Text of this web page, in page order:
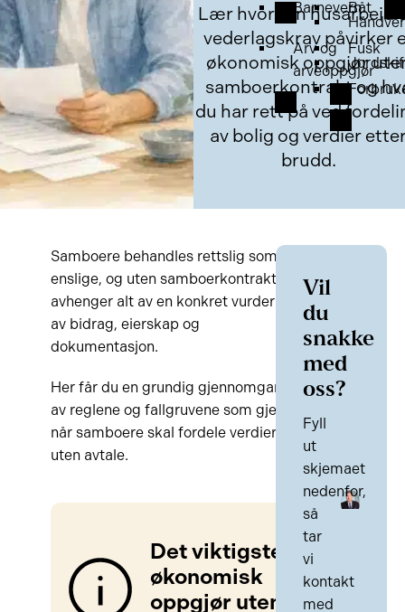
Barnevern
Arv og
arveoppgjør
Båt
Fusk
Lær hvordan husarbeid
vederlagskrav påvirker
økonomisk oppgjør
samboerkontrakt og
du har rett på ved
av bolig og verdier
brudd.
Samboere behandles rettslig som
enslige, og uten samboerkontrakt
avhenger alt av en konkret vurdering
av bidrag, eierskap og
dokumentasjon.
Her får du en grundig gjennomgang
av reglene og fallgruvene som gjelder
når samboere skal fordele verdier
uten avtale.
Det viktigste om
økonomisk
oppgjør uten
Vil
du
snakke
med
oss?
Fyll
ut
skjemaet
nedenfor,
så
tar
vi
kontakt
med